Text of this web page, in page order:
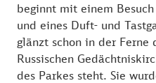
beginnt mit einem
und eines Duft- und
glänzt schon in der
Russischen
des Parkes steht. Sie